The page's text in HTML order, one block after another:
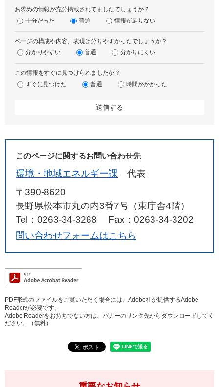
お求めの情報が充分掲載されてましたでしょうか？
十分だった
普通 情報が足りない
ページの構成や内容、表現は分りやすかったでしょうか？
分かりやすい
普通 分かりにくい
この情報をすぐに見つけられましたか？
すぐに見つけた
普通 時間がかかった
このページに関するお問い合わせ先
環境・地域エネルギー課
代表
〒390-8620
長野県松本市丸の内3番7号（東庁舎4階）
Tel：0263-34-3268
Fax：0263-34-3202
問い合わせフォームはこちら
PDF形式のファイルをご覧いただく場合には、Adobe社が提供するAdobe
Readerが必要です。
Adobe Readerをお持ちでない方は、バナーのリンク先からダウンロードしてく
ださい。（無料）